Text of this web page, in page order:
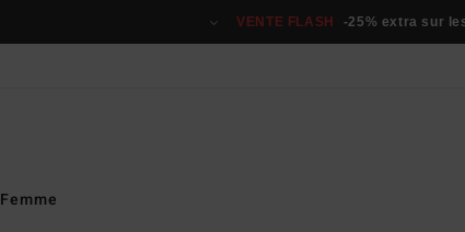
VENTE FLASH -25% extra sur
Femme